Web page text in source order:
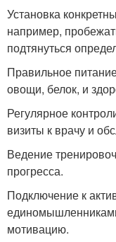
Установка
например,
подтянуться
Правильное
овощи, белок, и
Регулярное
визиты к врачу и
Ведение
прогресса.
Подключение к
мотивацию.